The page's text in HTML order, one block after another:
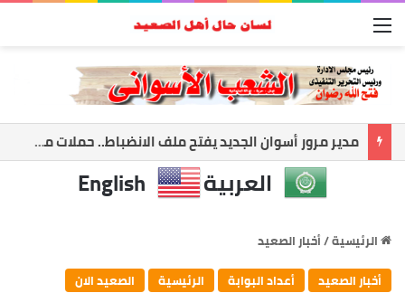
القائمة
حمدي راشد: أعظم إنجاز في حياتي أن أرى معلمًا نجح وطالبًا أصبح صاحب رسالة
العربية English
الرئيسية/أخبار الصعيد
أخبار الصعيد
أعداد البوابة الرئيسية الصعيد الان